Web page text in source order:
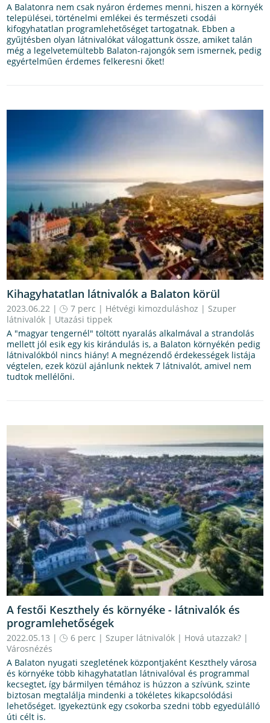
A Balatonra nem csak nyáron érdemes menni, hiszen a környék
települései, történelmi emlékei és természeti csodái
kifogyhatatlan programlehetőséget tartogatnak. Ebben a
gyűjtésben olyan látnivalókat válogattunk össze, amiket talán
még a legelvetemültebb Balaton-rajongók sem ismernek, pedig
egyértelműen érdemes felkeresni őket!
Kihagyhatatlan látnivalók a Balaton körül
2023.06.22 | 7 perc | Hétvégi kimozduláshoz | Szuper
látnivalók | Utazási tippek
A "magyar tengernél" töltött nyaralás alkalmával a strandolás
mellett jól esik egy kis kirándulás is, a Balaton környékén pedig
látnivalókból nincs hiány! A megnézendő érdekességek listája
végtelen, ezek közül ajánlunk nektek 7 látnivalót, amivel nem
tudtok mellélőni.
A festői Keszthely és környéke - látnivalók és
programlehetőségek
2022.05.13 | 6 perc | Szuper látnivalók | Hová utazzak? |
Városnézés
A Balaton nyugati szegletének központjaként Keszthely városa
és környéke több kihagyhatatlan látnivalóval és programmal
kecsegtet, így bármilyen témához is húzzon a szívünk, szinte
biztosan megtalálja mindenki a tökéletes kikapcsolódási
lehetőséget. Igyekeztünk egy csokorba szedni több egyedülálló
úti célt is.